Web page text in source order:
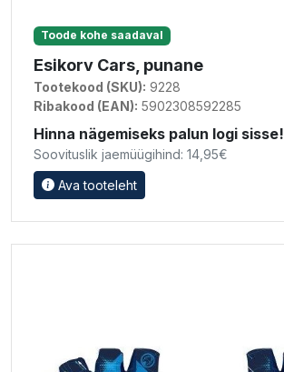
Toode kohe saadaval
Esikorv Cars, punane
Tootekood (SKU): 9228
Ribakood (EAN): 5902308592285
Hinna nägemiseks palun logi sisse!
Soovituslik jaemüügihind: 14,95€
Ava tooteleht